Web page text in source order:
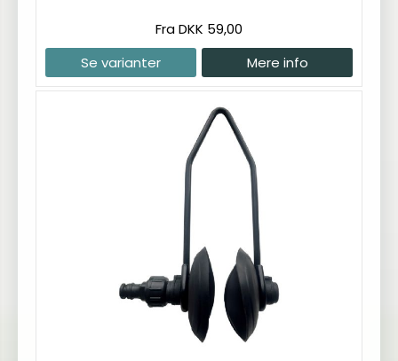
Fra DKK 59,00
Se varianter
Mere info